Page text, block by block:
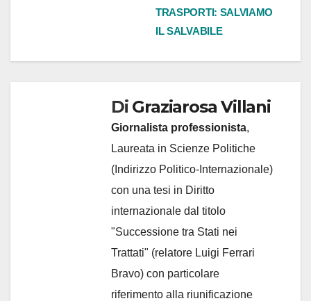
TRASPORTI: SALVIAMO
IL SALVABILE
Di Graziarosa Villani
Giornalista professionista,
Laureata in Scienze Politiche
(Indirizzo Politico-Internazionale)
con una tesi in Diritto
internazionale dal titolo
"Successione tra Stati nei
Trattati" (relatore Luigi Ferrari
Bravo) con particolare
riferimento alla riunificazione